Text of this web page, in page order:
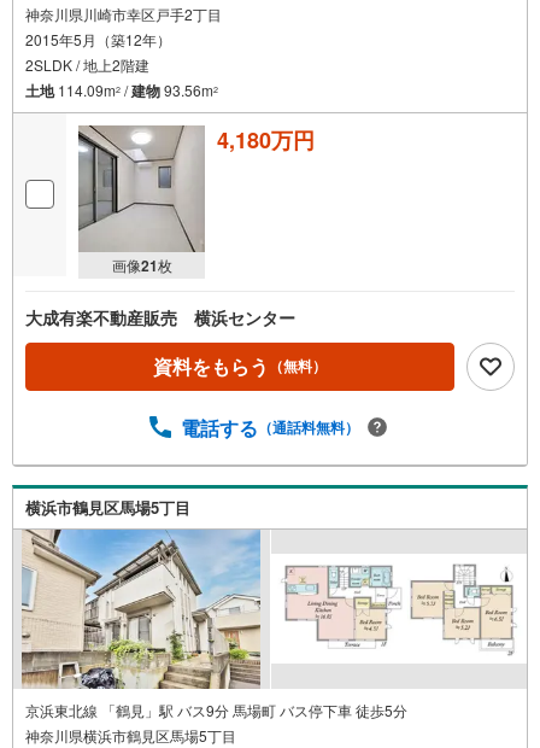
神奈川県川崎市幸区戸手2丁目
2015年5月（築12年）
2SLDK / 地上2階建
土地114.09m2 /建物93.56m2
画像21枚
4,180万円
大成有楽不動産販売 横浜センター
資料をもらう （無料）
電話する （通話料無料）
横浜市鶴見区馬場5丁目
京浜東北線 「鶴見」駅 バス9分 馬場町 バス停下車 徒歩5分
神奈川県横浜市鶴見区馬場5丁目